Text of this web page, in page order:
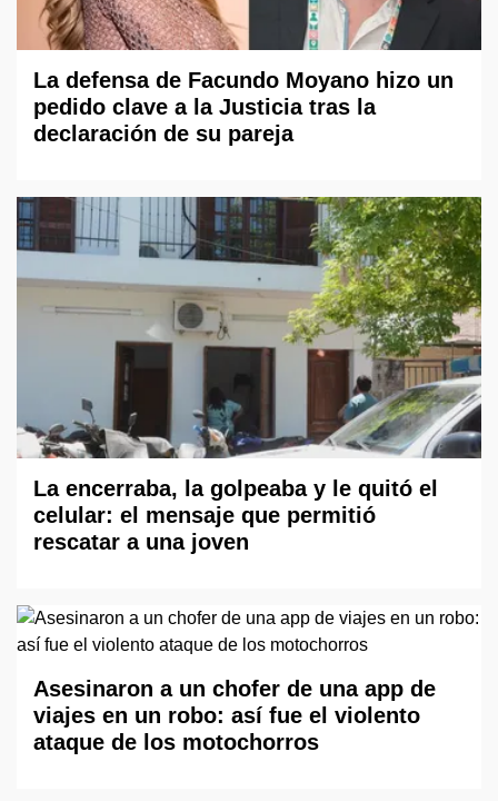
La defensa de Facundo Moyano hizo un
pedido clave a la Justicia tras la
declaración de su pareja
La encerraba, la golpeaba y le quitó el
celular: el mensaje que permitió
rescatar a una joven
Asesinaron a un chofer de una app de
viajes en un robo: así fue el violento
ataque de los motochorros